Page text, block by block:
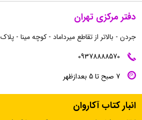
دفتر مرکزی تهران
جردن - بالاتر از تقاطع میرداماد - کوچه مینا - پلاک 9 - واحد 14
7 صبح تا 5 بعدازظهر
09378888570
انبار کتاب آکاروان